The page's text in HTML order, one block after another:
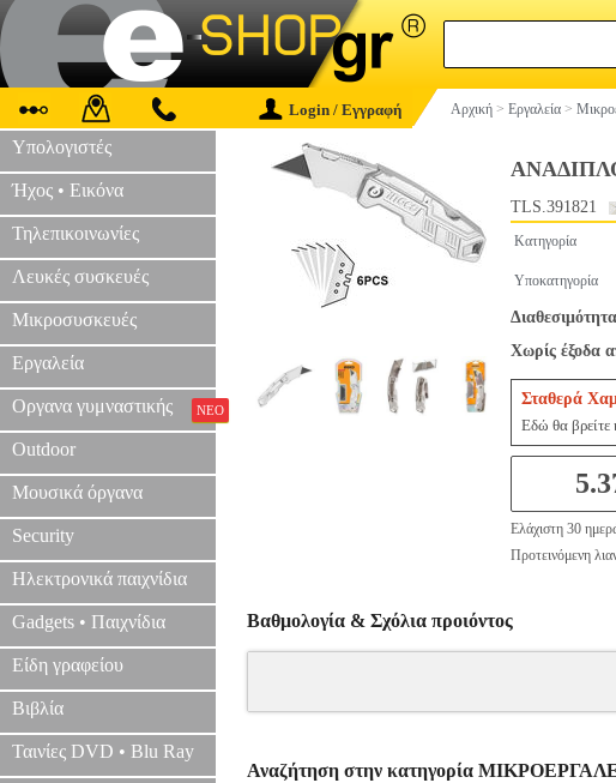
Login / Εγγραφή Αρχική > Εργαλεία >
Υπολογιστές
Ήχος • Εικόνα
Τηλεπικοινωνίες
Λευκές συσκευές
Μικροσυσκευές
Εργαλεία
Οργανα γυμναστικής ΝΕΟ
Outdoor
Μουσικά όργανα
Security
Ηλεκτρονικά παιχνίδια
Gadgets • Παιχνίδια
Είδη γραφείου
Βιβλία
Ταινίες DVD • Blu Ray
TLS.391821
Κατηγορία
Υποκατηγορία
Χωρίς έξοδα
Σταθερά
Εδώ θα βρείτε
Ελάχιστη 30
Προτεινόμενη
Βαθμολογία & Σχόλια προιόντος
Αναζήτηση στην κατηγορία